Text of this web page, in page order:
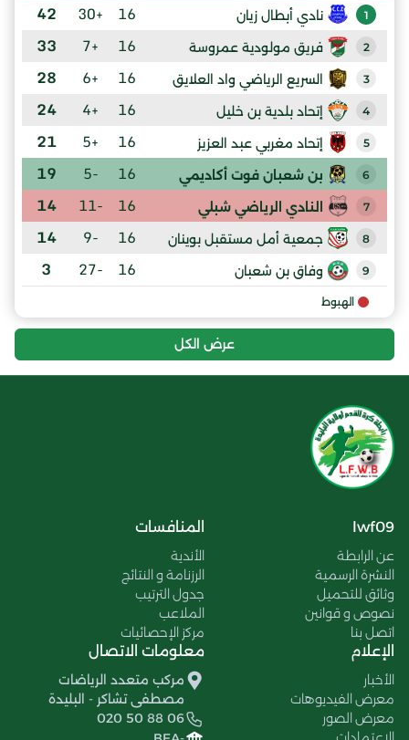
1 نادي أبطال زيان 16
+30
42
2 فريق مولودية عمروسة 16
+7
33
3 السريع الرياضي واد العلايق 16
+6
28
4 إتحاد بلدية بن خليل 16
+4
24
5 إتحاد مغربي عبد العزيز 16
+5
21
6 بن شعبان فوت أكاديمي 16
-5
19
7 النادي الرياضي شبلي 16
-11
14
8 جمعية أمل مستقبل بوينان 16
-9
14
9 وفاق بن شعبان 16
-27
3
الهبوط
عرض الكل
lwf09
عن الرابطة
النشرة الرسمية
وثائق للتحميل
نصوص و قوانين
اتصل بنا
المنافسات
الأندية
الرزنامة و النتائج
جدول الترتيب
الملاعب
مركز الإحصائيات
الإعلام
الأخبار
معرض الفيديوهات
معرض الصور
معلومات الاتصال
مركب متعدد الرياضات
مصطفى تشاكر - البليدة
020 50 88 06